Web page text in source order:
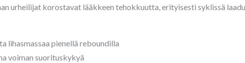
urheilijat korostavat lääkkeen tehokkuutta, erityisesti syklissä
lihasmassaa pienellä reboundilla
voiman suorituskykyä